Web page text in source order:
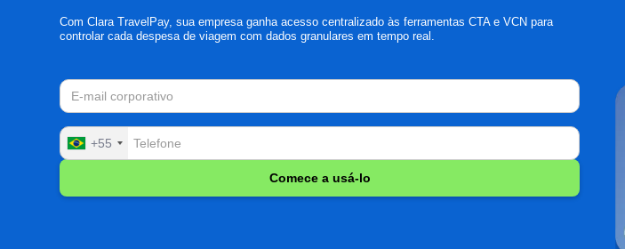
Com Clara TravelPay, sua empresa ganha acesso centralizado às ferramentas CTA e VCN para
controlar cada despesa de viagem com dados granulares em tempo real.
+55